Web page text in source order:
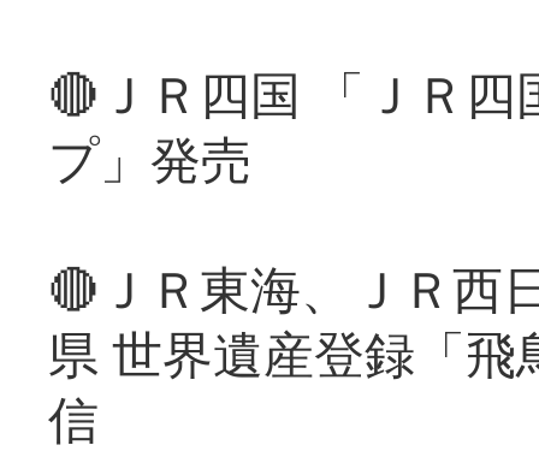
🔴ＪＲ四国 「ＪＲ
プ」発売
🔴ＪＲ東海、ＪＲ西
県 世界遺産登録「
信